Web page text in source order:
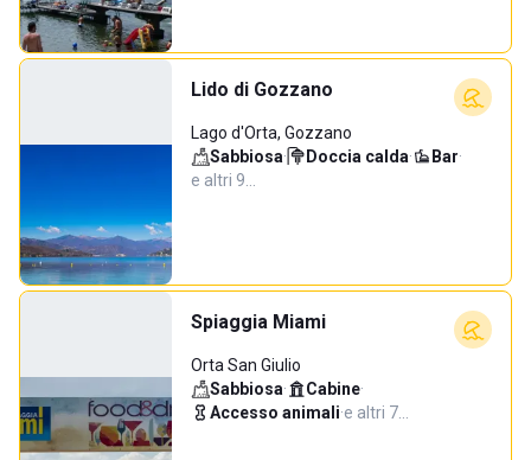
Lido di Gozzano
Lago d'Orta, Gozzano
Sabbiosa· Doccia calda· Bar·
e altri 9…
Spiaggia Miami
Orta San Giulio
Sabbiosa· Cabine·
Accesso animali·e altri 7…